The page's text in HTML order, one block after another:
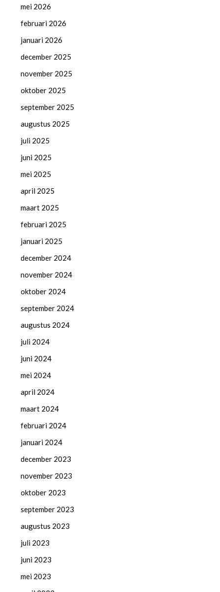
mei 2026
februari 2026
januari 2026
december 2025
november 2025
oktober 2025
september 2025
augustus 2025
juli 2025
juni 2025
mei 2025
april 2025
maart 2025
februari 2025
januari 2025
december 2024
november 2024
oktober 2024
september 2024
augustus 2024
juli 2024
juni 2024
mei 2024
april 2024
maart 2024
februari 2024
januari 2024
december 2023
november 2023
oktober 2023
september 2023
augustus 2023
juli 2023
juni 2023
mei 2023